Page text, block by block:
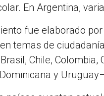
En Argentina,
fue elaborado
temas de
Chile, Colombia,
y